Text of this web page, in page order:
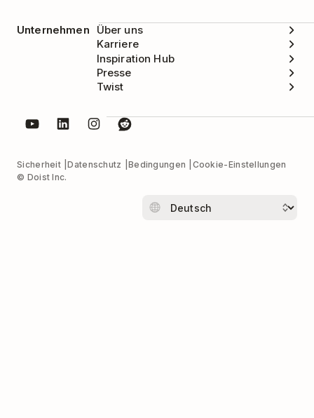
Unternehmen
Über uns
Karriere
Inspiration Hub
Presse
Twist
Sicherheit Datenschutz Bedingungen
Cookie-Einstellungen
© Doist Inc.